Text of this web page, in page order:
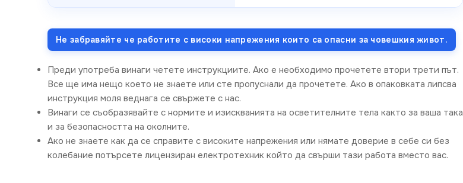
Не забравяйте че работите с високи напрежения които са опасни за човешкия живот.
Преди употреба винаги четете инструкциите. Ако е необходимо прочетете втори трети път.
Все ще има нещо което не знаете или сте пропуснали да прочетете. Ако в опаковката липсва
инструкция моля веднага се свържете с нас.
Винаги се съобразявайте с нормите и изискванията на осветителните тела както за ваша така
и за безопасността на околните.
Ако не знаете как да се справите с високите напрежения или нямате доверие в себе си без
колебание потърсете лицензиран електротехник който да свърши тази работа вместо вас.